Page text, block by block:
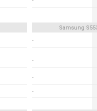
Samsung
-
-
-
-